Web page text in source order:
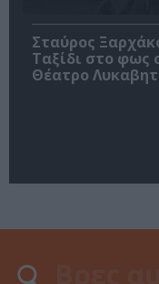
Σταύρος
Ταξίδι στο φως
Θέατρο